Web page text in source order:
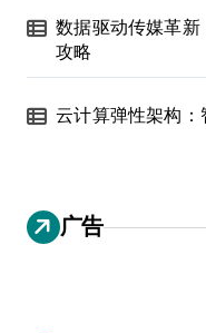
数据驱动传媒革
攻略
云计算弹性架构
广告